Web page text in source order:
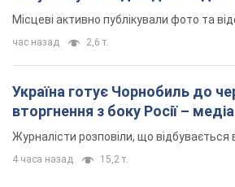
Місцеві активно публікували фото та
час назад 2,6 т.
Україна готує Чорнобиль до
вторгнення з боку Росії – медіа
Журналісти розповіли, що відбувається
4 часа назад 15,2 т.